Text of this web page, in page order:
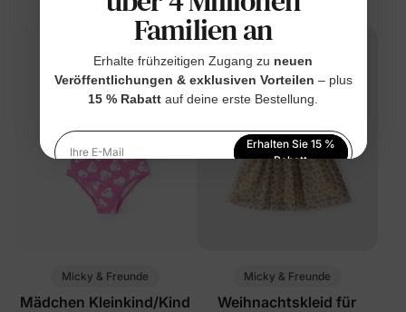
Kleinkind 2-teiliges Kleid-
$24.99
Baby-/Kleinkindkleid Lila
$16.99
Micky & Freunde
Mädchen Kleinkind/Kind
Micky & Freunde
Weihnachtskleid für
Familien an
Erhalte frühzeitigen Zugang zu neuen
Veröffentlichungen & exklusiven Vorteilen – plus
15 % Rabatt auf deine erste Bestellung.
Ihre E-Mail
Erhalten Sie 15 %
Rabatt
Indem Sie sich anmelden, stimmen Sie unserer
zu